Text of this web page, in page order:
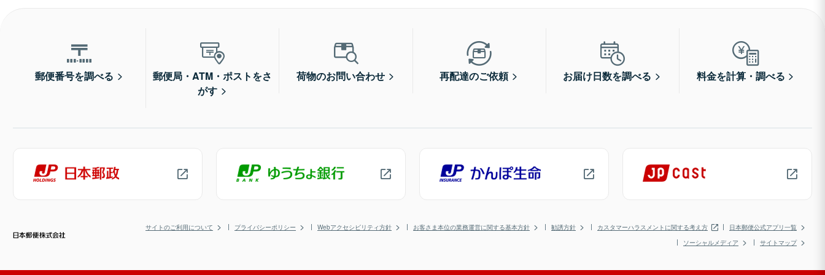
郵便番号を調べる
郵便局・ATM・ポストをさ
がす
荷物のお問い合わせ 再配達のご依頼 お届け日数を調べる 料金を計算・調べる
サイトのご利用について プライバシーポリシー Webアクセシビリティ方針 お客さま本位の業務運営に関する基本方針 勧誘方針 カスタマーハラスメントに関する考え方
日本郵便公式アプリ一覧
ソーシャルメディア
サイトマップ